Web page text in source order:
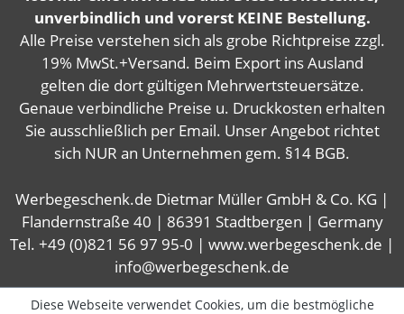
unverbindlich und vorerst KEINE Bestellung.
Alle Preise verstehen sich als grobe Richtpreise zzgl.
19% MwSt.+Versand. Beim Export ins Ausland
gelten die dort gültigen Mehrwertsteuersätze.
Genaue verbindliche Preise u. Druckkosten erhalten
Sie ausschließlich per Email. Unser Angebot richtet
sich NUR an Unternehmen gem. §14 BGB.
Werbegeschenk.de Dietmar Müller GmbH & Co. KG |
Flandernstraße 40 | 86391 Stadtbergen | Germany
Tel. +49 (0)821 56 97 95-0 | www.werbegeschenk.de |
info@werbegeschenk.de
Diese Webseite verwendet Cookies, um die bestmögliche